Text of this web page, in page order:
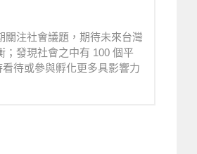
關注社會議題，期待未來台灣
；發現社會之中有 100 個平
待或參與孵化更多具影響力